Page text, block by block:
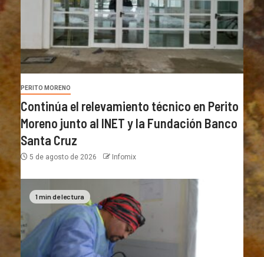
PERITO MORENO
Continúa el relevamiento técnico en Perito
Moreno junto al INET y la Fundación Banco
Santa Cruz
5 de agosto de 2026 Infomix
1 min de lectura